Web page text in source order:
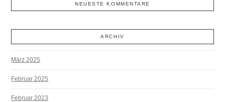
NEUESTE KOMMENTARE
ARCHIV
März 2025
Februar 2025
Februar 2023